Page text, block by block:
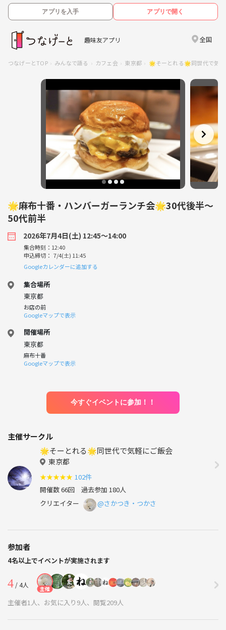
アプリを入手 アプリで開く
趣味友アプリ 全国
つなげーとTOP みんなで語る カフェ会 東京都 🌟そーとれる🌟同世代で気
🌟麻布十番・ハンバーガーランチ会🌟30代後半〜
50代前半
2026年7月4日(土) 12:45〜14:00
集合時刻：12:40
申込締切： 7/4(土) 11:45
Googleカレンダーに追加する
集合場所
東京都
お店の前
Googleマップで表示
開催場所
東京都
麻布十番
Googleマップで表示
今すぐイベントに参加！！
主催サークル
🌟そーとれる🌟同世代で気軽にご飯会
東京都
★★★★★ 102件
開催数 66回 過去参加 180人
クリエイター
@さかつき・つかさ
参加者
4名以上でイベントが実施されます
4 / 4人 主催
主催者1人、お気に入り9人、閲覧209人